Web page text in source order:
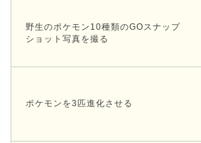
野生のポケモン10種類のGOスナップ
ショット写真を撮る
ポケモンを3匹進化させる